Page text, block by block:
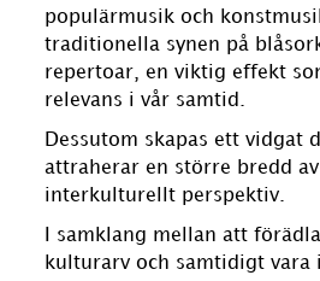
populärmusik och
traditionella synen på
repertoar, en viktig effekt
relevans i vår samtid.
Dessutom skapas ett vidgat
attraherar en större bredd
interkulturellt perspektiv.
I samklang mellan att
kulturarv och samtidigt vara